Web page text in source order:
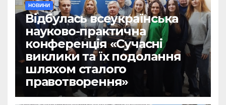
НОВИНИ
Відбулась всеукраїнська
науково-практична
конференція «Сучасні
виклики та їх подолання
шляхом сталого
правотворення»